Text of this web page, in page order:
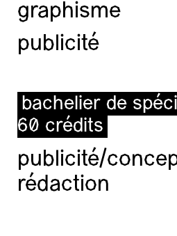
graphisme
publicité
bachelier de
60 crédits
publicité/
rédaction